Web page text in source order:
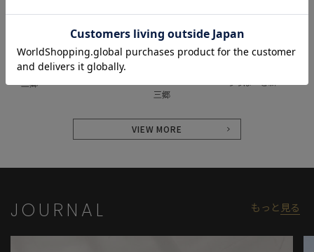
UNION STATION
UNION STATION ららぽーと新
三郷
「MAX50%OFF SALE」 SALE品し
か紹介しません。
三郷
VIEW MORE
JOURNAL もっと 見る